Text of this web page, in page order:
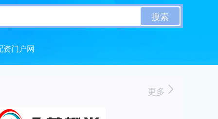
搜索
资门户网
更多